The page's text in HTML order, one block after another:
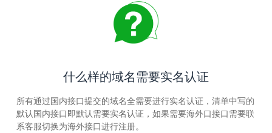
什么样的域名需要实名认证
所有通过国内接口提交的域名全需要进行实名认证，清单中写的
默认国内接口即默认需要实名认证，如果需要海外口接口需要联
系客服切换为海外接口进行注册。